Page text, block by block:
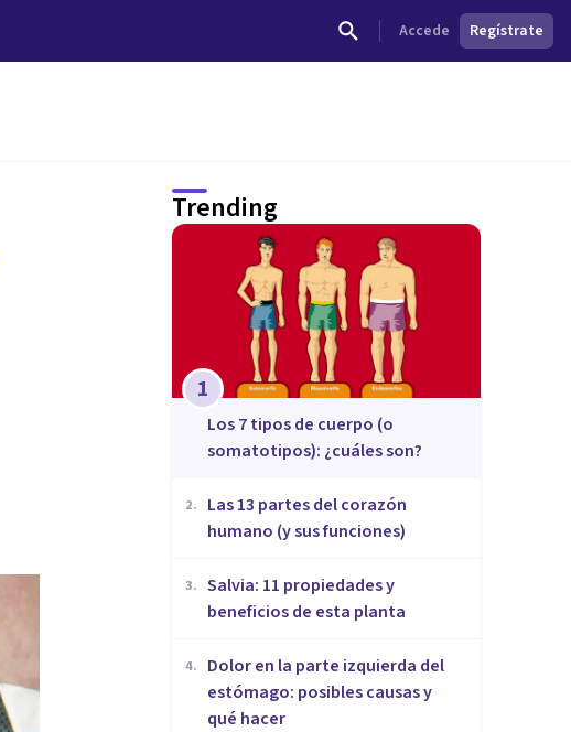
Accede Regístrate
Trending
1
​Los 7 tipos de cuerpo (o
somatotipos): ¿cuáles son?
2.
Las 13 partes del corazón
humano (y sus funciones)
3. Salvia: 11 propiedades y
beneficios de esta planta
4.
Dolor en la parte izquierda del
estómago: posibles causas y
qué hacer